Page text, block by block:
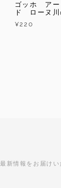
ゴッホ アー
ド ローヌ川
¥220
新情報をお届けい